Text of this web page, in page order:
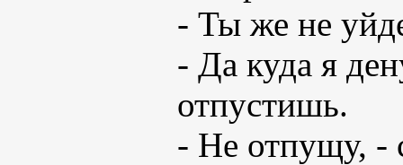
- Ты же не
- Да куда я
отпустишь.
- Не отпущу, -